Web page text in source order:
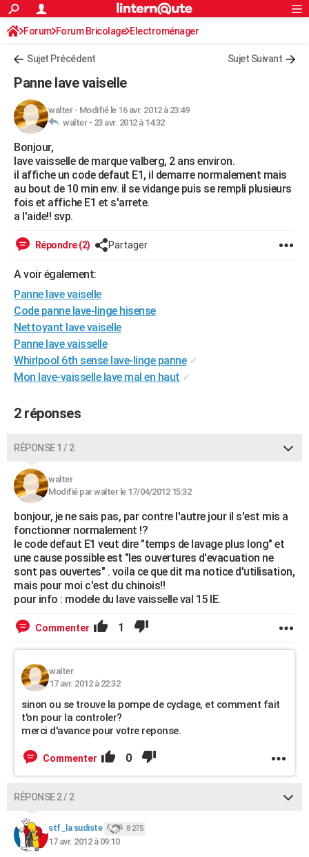
ACTUALITÉS
Politique
Société
Faits Divers
Education
Monde
Villes
+
FINANCE
Retraite
Impôts
Epargne
Immobilier
Risques naturels par ville
Banque
Assurance
Crédit
AUTO
Essais
Réserver un essai
Citadines
Berlines
SUV
Forum auto
+HIGH-TECH
Mobiles
Meilleur smartphone
Internet
Ordinateurs
Jeux vidéo
Guide high-tech
+BRICOLAGE
Forum
Aménagement intérieur
Extérieur
Cuisine
Salle de bains
Jardinage
Rangement
WEEK-END
Guides de France
Escapades
Patrimoine
Expositions
Musées
Week-end nature
LIFESTYLE
SANTE
Alimentation
Guide de la santé
Maladies
Médicaments
Sommeil
VOYAGE
Destinations
City break
Voyage nature
Voyage de noces
Forum
Climat
+PHOTO
GUIDES D'ACHAT
BONS PLANS
CARTE DE VOEUX
COPAINS D'AVANT
S'inscrire
Se connecter
Lycées
Collèges
Primaires
Universités
Entreprises
Service militaire
Avis de recherche
AVIS DE DÉCÈS
FORUM
Bricolage
Lifestyle
Culture
Sport
Auto
Television
Voyage
Cinema
S'inscrire
Connexion
Forum Forum Bricolage Electroménager
Sujet Précédent Sujet Suivant
Panne lave vaiselle
walter- Modifié le 16 avr. 2012 à 23:49
walter - 23 avr. 2012 à 14:32
Bonjour,
lave vaisselle de marque valberg, 2 ans environ.
il affiche un code defaut E1, il demarre normalement mais
au bout de 10 min env. il se vidange puis se rempli plusieurs
fois et affiche E1 et s'arrete.
a l'aide!! svp.
Répondre (2) Partager
A voir également:
Panne lave vaiselle
Code panne lave-linge hisense
Nettoyant lave vaiselle
Panne lave vaisselle
Whirlpool 6th sense lave-linge panne ✓
Mon lave-vaisselle lave mal en haut ✓
2 réponses
RÉPONSE 1 / 2
walter
Modifié par walter le 17/04/2012 15:32
bonjour, je ne sais pas, par contre l'autre jour il s'est mis a
fonctionner normalement !?
le code defaut E1 veut dire "temps de lavage plus long" et
une cause possible est "les ouvertures d'evacuation ne
sont pas ouvertes" . voila ce que dit ma notice d'utilisation,
mais pour moi c'est du chinois!!
pour info : modele du lave vaisselle val 15 IE.
Commenter 1
walter
17 avr. 2012 à 22:32
sinon ou se trouve la pompe de cyclage, et comment fait
t'on pour la controler?
merci d'avance pour votre reponse.
Commenter 0
RÉPONSE 2 / 2
stf_la sudiste 8 275
17 avr. 2012 à 09:10